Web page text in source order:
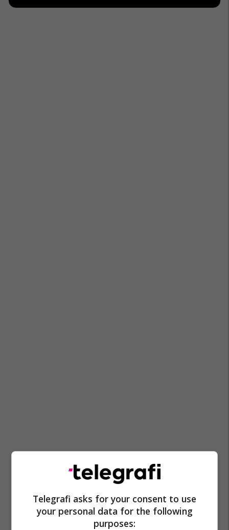
Telegrafi asks for your consent to use
your personal data for the following
purposes: